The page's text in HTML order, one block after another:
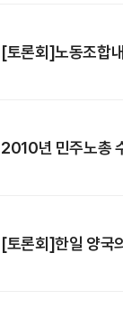
[토론회]노동조합
2010년 민주노총
[토론회]한일 양국